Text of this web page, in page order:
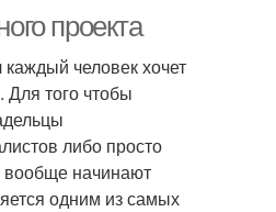
проекта
человек хочет
Для того чтобы
либо просто
вообще начинают
одним из самых